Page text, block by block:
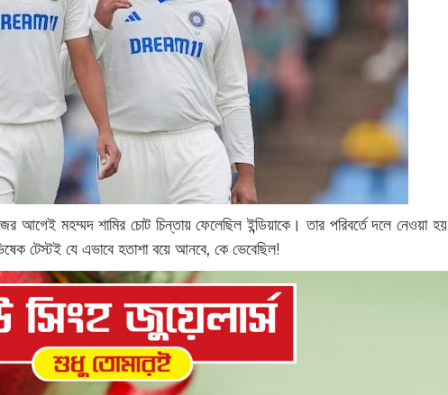
আগেই মহম্মদ শামির চোট চিন্তায় ফেলেছিল ইন্ডিয়াকে। তার পরিবর্তে দলে নেওয়া হয়
টেস্টই যে এভাবে হতাশা বয়ে আনবে, কে ভেবেছিল!